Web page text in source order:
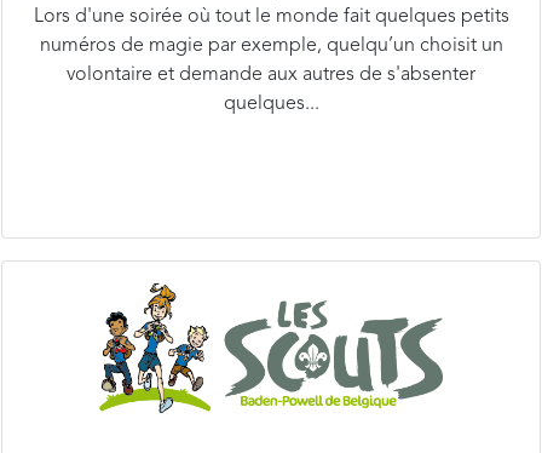
Lors d'une soirée où tout le monde fait quelques petits
numéros de magie par exemple, quelqu’un choisit un
volontaire et demande aux autres de s'absenter
quelques...